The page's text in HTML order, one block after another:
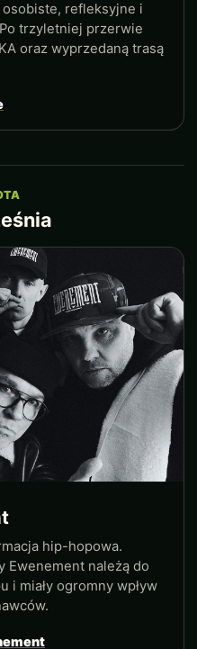
refleksyjne i
trzyletniej przerwie
oraz wyprzedaną trasą
hip-hopowa.
Ewenement należą do
i miały ogromny wpływ